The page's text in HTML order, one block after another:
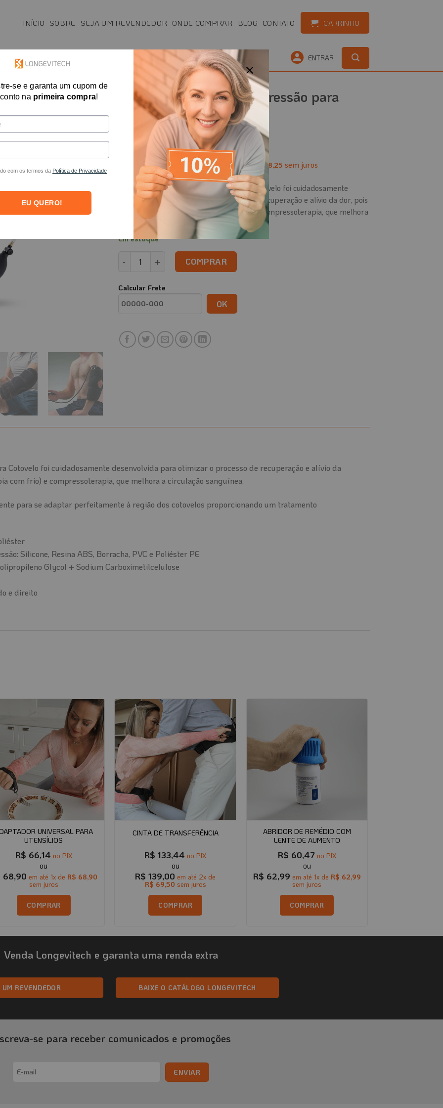
INÍCIO SOBRE SEJA UM REVENDEDOR ONDE COMPRAR BLOG CONTATO CARRINHO
FISIO E T.O. OUTLET ENTRAR
Bolsa de Gelo com Compressão para
Cotovelo
R$ 671,04 no PIX
R$699,00 em até 12x deR$ 58,25 sem juros
A Bolsa de Gelo com Compressão para Cotovelo foi cuidadosamente
desenvolvida para otimizar o processo de recuperação e alívio da dor, pois
combina a crioterapia (terapia com frio) e compressoterapia, que melhora
a circulação sanguínea.
Em estoque
Bolsa de Gelo com Compressão para Cotovelo quantidade
COMPRAR
Calcular Frete
OK
Cotovelo foi cuidadosamente desenvolvida para otimizar o processo de recuperação e alívio da
com frio) e compressoterapia, que melhora a circulação sanguínea.
para se adaptar perfeitamente à região dos cotovelos proporcionando um tratamento
Silicone, Resina ABS, Borracha, PVC e Poliéster PE
Glycol + Sodium Carboximetilcelulose
e direito
UNIVERSAL PARA
UTENSÍLIOS
R$ 66,14 no PIX
68,90 em até 1x de R$ 68,90
sem juros
COMPRAR
CINTA DE TRANSFERÊNCIA
R$ 133,44 no PIX
R$ 139,00 em até 2x de
R$ 69,50 sem juros
COMPRAR
ABRIDOR DE REMÉDIO COM
LENTE DE AUMENTO
R$ 60,47 no PIX
R$ 62,99 em até 1x de R$ 62,99
sem juros
COMPRAR
Venda Longevitech e garanta uma renda extra
REVENDEDOR BAIXE O CATÁLOGO LONGEVITECH
se para receber comunicados e promoções
se e garanta um cupom de
na primeira compra!
com os termos da Política de Privacidade
EU QUERO!